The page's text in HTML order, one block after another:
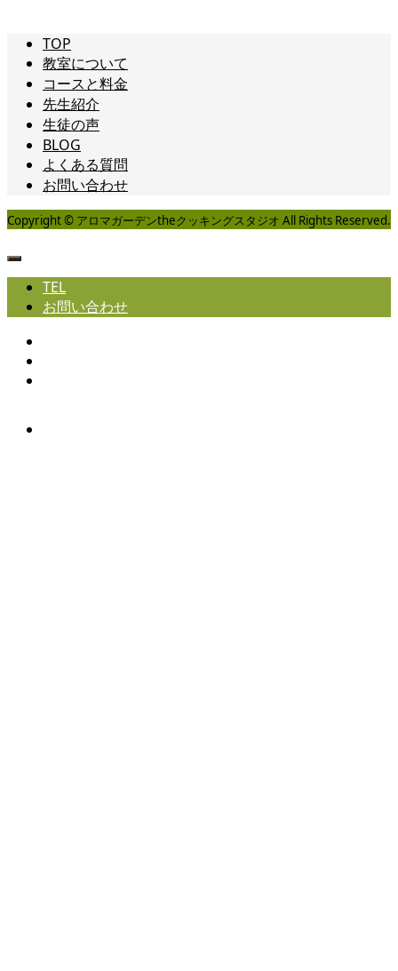
TOP
教室について
コースと料金
先生紹介
生徒の声
BLOG
よくある質問
お問い合わせ
Copyright © アロマガーデンtheクッキングスタジオ All Rights Reserved.
TEL
お問い合わせ